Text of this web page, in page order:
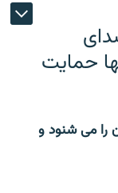
حمایت
را می شنود و